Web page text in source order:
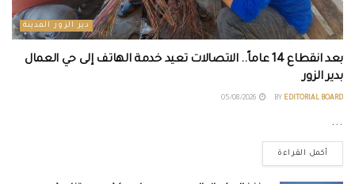
دير الزور المدينة
بعد انقطاع 14 عاماً.. الاتصالات تعيد خدمة الهاتف إلى حي العمال
بدير الزور
BY EDITORIAL BOARD
...
أكمل القراءة